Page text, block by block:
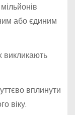
або єдиним
викликають
вплинути
віку.